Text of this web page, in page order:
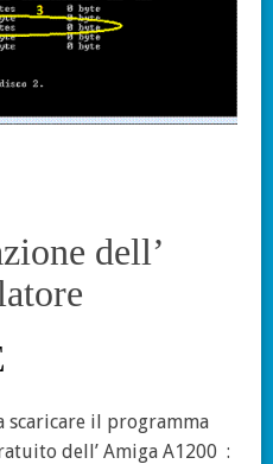
dell’
scaricare il programma
dell’ Amiga A1200 :